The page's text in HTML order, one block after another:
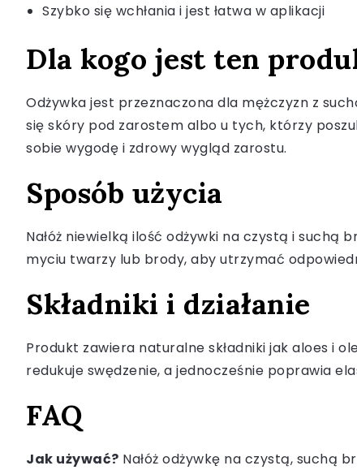
Szybko się wchłania i jest łatwa w aplikacji
Dla kogo jest ten
Odżywka jest przeznaczona dla mężczyzn z
się skóry pod zarostem albo u tych, którzy
sobie wygodę i zdrowy wygląd zarostu.
Sposób użycia
Nałóż niewielką ilość odżywki na czystą i suchą
myciu twarzy lub brody, aby utrzymać
Składniki i działanie
Produkt zawiera naturalne składniki jak aloes i
redukuje swędzenie, a jednocześnie poprawia
FAQ
Jak używać? Nałóż odżywkę na czystą, suchą